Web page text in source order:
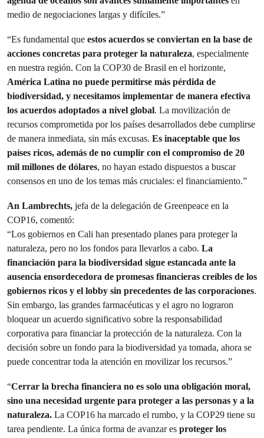
medio de negociaciones largas y difíciles.”
“Es fundamental que estos acuerdos se conviertan en la base de
acciones concretas para proteger la naturaleza, especialmente
en nuestra región. Con la COP30 de Brasil en el horizonte,
América Latina no puede permitirse más pérdida de
biodiversidad, y necesitamos implementar de manera efectiva
los acuerdos adoptados a nivel global. La movilización de
recursos comprometida por los países desarrollados debe cumplirse
de manera inmediata, sin más excusas. Es inaceptable que los
países ricos, además de no cumplir con el compromiso de 20
mil millones de dólares, no hayan estado dispuestos a buscar
consensos en uno de los temas más cruciales: el financiamiento.”
An Lambrechts, jefa de la delegación de Greenpeace en la
COP16, comentó:
“Los gobiernos en Cali han presentado planes para proteger la
naturaleza, pero no los fondos para llevarlos a cabo. La
financiación para la biodiversidad sigue estancada ante la
ausencia ensordecedora de promesas financieras creíbles de los
gobiernos ricos y el lobby sin precedentes de las corporaciones.
Sin embargo, las grandes farmacéuticas y el agro no lograron
bloquear un acuerdo significativo sobre la responsabilidad
corporativa para financiar la protección de la naturaleza. Con la
decisión sobre un fondo para la biodiversidad ya tomada, ahora se
puede concentrar toda la atención en movilizar los recursos.”
“Cerrar la brecha financiera no es solo una obligación moral,
sino una necesidad urgente para proteger a las personas y a la
naturaleza. La COP16 ha marcado el rumbo, y la COP29 tiene su
tarea pendiente. La única forma de avanzar es proteger los